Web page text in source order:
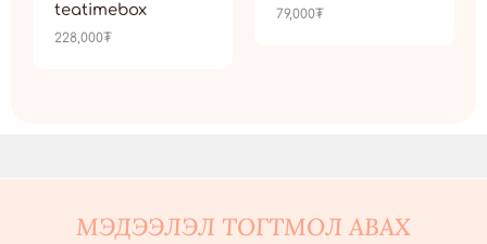
teatimebox
228,000₮
79,000₮
МЭДЭЭЛЭЛ ТОГТМОЛ АВАХ